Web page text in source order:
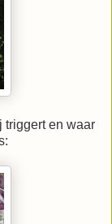
triggert en waar